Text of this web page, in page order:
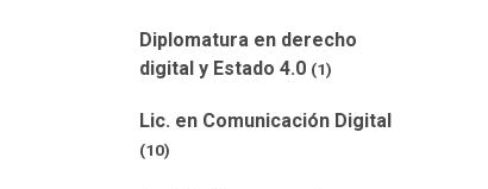
Diplomatura en derecho
digital y Estado 4.0 (1)
Lic. en Comunicación Digital
(10)